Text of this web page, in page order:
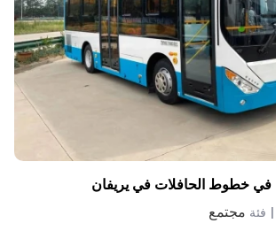
في خطوط الحافلات في يريفان
فئة مجتمع